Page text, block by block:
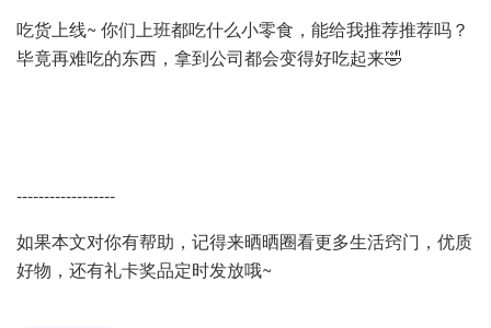
吃货上线~ 你们上班都吃什么小零食，能给我推荐推荐吗？
毕竟再难吃的东西，拿到公司都会变得好吃起来🤣
------------------
如果本文对你有帮助，记得来晒晒圈看更多生活窍门，优质
好物，还有礼卡奖品定时发放哦~